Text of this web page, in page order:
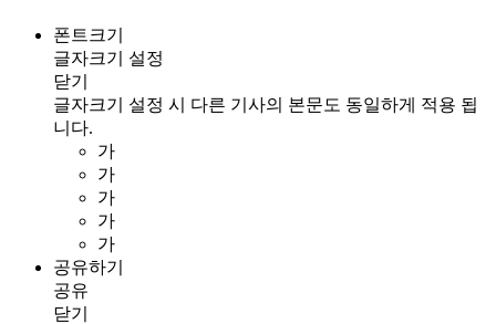
폰트크기
글자크기 설정
닫기
글자크기 설정 시 다른 기사의 본문도 동일하게 적용 됩
니다.
가
가
가
가
가
공유하기
공유
닫기